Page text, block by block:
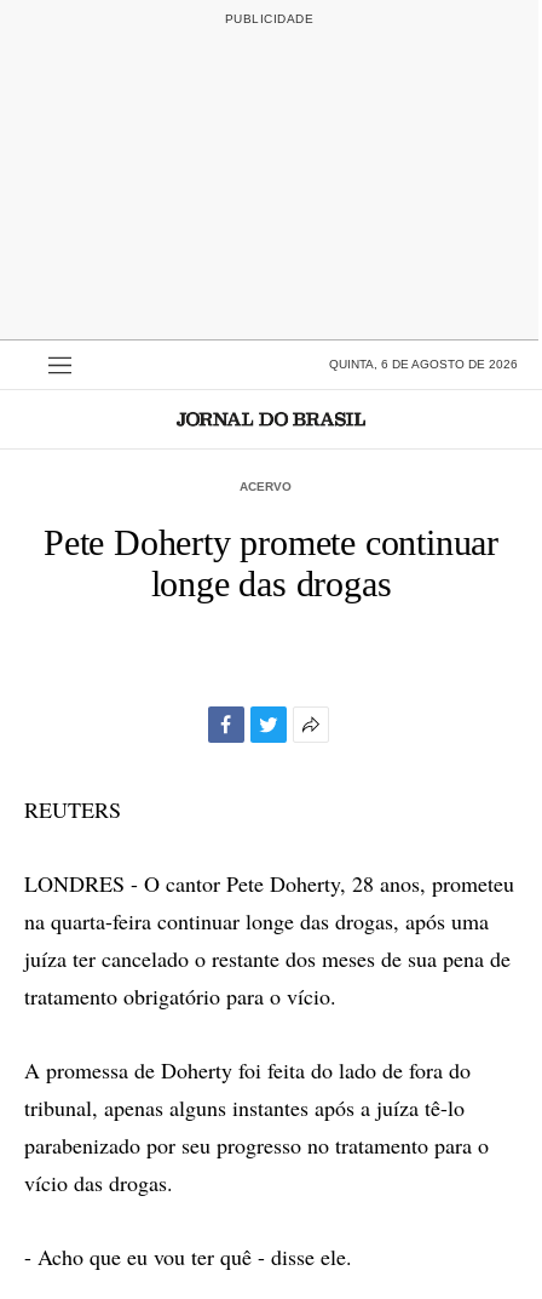
QUINTA, 6 DE AGOSTO DE 2026
ACERVO
Pete Doherty promete continuar
longe das drogas
REUTERS
LONDRES - O cantor Pete Doherty, 28 anos, prometeu
na quarta-feira continuar longe das drogas, após uma
juíza ter cancelado o restante dos meses de sua pena de
tratamento obrigatório para o vício.
A promessa de Doherty foi feita do lado de fora do
tribunal, apenas alguns instantes após a juíza tê-lo
parabenizado por seu progresso no tratamento para o
vício das drogas.
- Acho que eu vou ter quê - disse ele.